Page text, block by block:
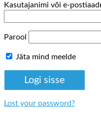
Kasutajanimi või e-
Parool
Jäta mind meelde
Lost your password?